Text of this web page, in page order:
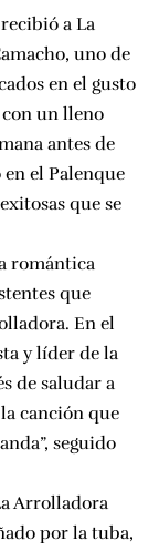
recibió a La
uno de
en el gusto
un lleno
antes de
el Palenque
que se
romántica
que
En el
y líder de la
de saludar a
canción que
seguido
Arrolladora
por la tuba,